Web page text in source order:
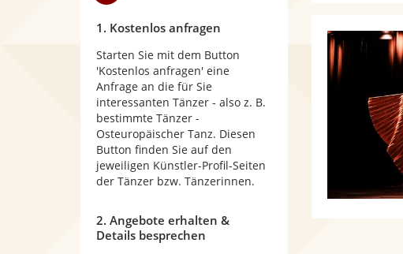
1. Kostenlos anfragen
Starten Sie mit dem Button
'Kostenlos anfragen' eine
Anfrage an die für Sie
interessanten Tänzer - also z. B.
bestimmte Tänzer -
Osteuropäischer Tanz. Diesen
Button finden Sie auf den
jeweiligen Künstler-Profil-Seiten
der Tänzer bzw. Tänzerinnen.
2. Angebote erhalten &
Details besprechen